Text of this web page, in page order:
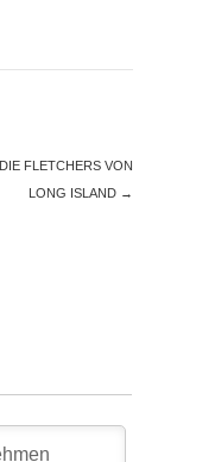
FLETCHERS VON
LONG ISLAND →